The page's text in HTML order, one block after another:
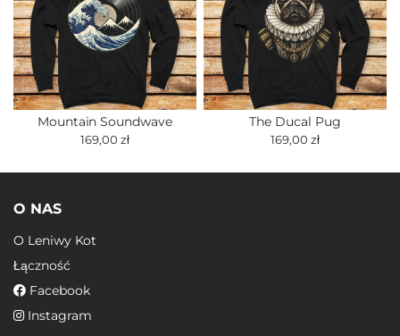
Mountain Soundwave
169,00 zł
The Ducal Pug
169,00 zł
O NAS
O Leniwy Kot
Łączność
Facebook
Instagram